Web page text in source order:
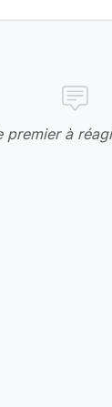
premier à